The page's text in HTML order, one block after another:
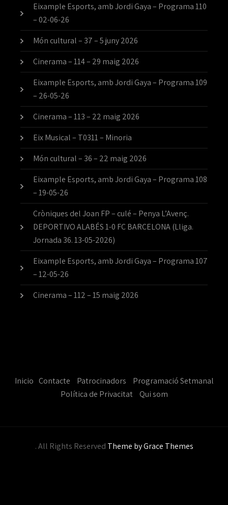
Eixample Esports, amb Jordi Gaya – Programa 110
– 02-06-26
Món cultural – 37 – 5 juny 2026
Cinerama – 114 – 29 maig 2026
Eixample Esports, amb Jordi Gaya – Programa 109
– 26-05-26
Cinerama – 113 – 22 maig 2026
Eix Musical – T0311 – Minoria
Món cultural – 36 – 22 maig 2026
Eixample Esports, amb Jordi Gaya – Programa 108
– 19-05-26
Cròniques del Joan FP – culé – Penya L’Avenç.
DEPORTIVO ALABÉS 1-0 FC BARCELONA (Lliga.
Jornada 36. 13-05-2026)
Eixample Esports, amb Jordi Gaya – Programa 107
– 12-05-26
Cinerama – 112 – 15 maig 2026
Inicio Contacte Patrocinadors
Programació Setmanal
Política de Privacitat
Qui som
. All Rights Reserved Theme by Grace Themes